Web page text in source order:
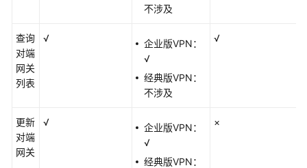
参
考
更
档
视
不涉及
查询
对端
网关
列表
√
企业版VPN：
√
经典版VPN：
不涉及
√
更新
对端
网关
√
企业版VPN：
√
经典版VPN：
×